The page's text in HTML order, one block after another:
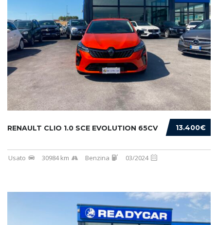
13.400€
RENAULT CLIO 1.0 SCE EVOLUTION 65CV
Usato 30984 km Benzina 03/2024